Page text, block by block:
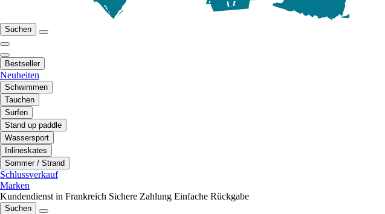
Suchen
Bestseller
Neuheiten
Schwimmen
Tauchen
Surfen
Stand up paddle
Wassersport
Inlineskates
Sommer / Strand
Schlussverkauf
Marken
Kundendienst in Frankreich Sichere Zahlung Einfache Rückgabe
Suchen